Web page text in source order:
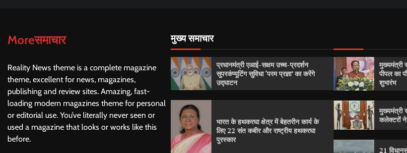
Moreसमाचार
Reality News theme is a complete magazine
theme, excellent for news, magazines,
publishing and review sites. Amazing, fast-
loading modern magazines theme for personal
or editorial use. You’ve literally never seen or
used a magazine that looks or works like this
before.
मुख्य समाचार
प्रधानमंत्री एआई-सक्षम उच्च-प्रदर्शन
सुपरकंप्यूटिंग सुविधा ‘परम प्रज्ञा’ का करेंगे
उद्घाटन
भारत के हथकरघा क्षेत्र में बेहतरीन कार्य के
लिए 22 संत कबीर और राष्ट्रीय हथकरघा
पुरस्कार
मुख्यमंत्री
पीपल का
शुभारंभ
मुख्यमंत्री
कलेक्टरों
21